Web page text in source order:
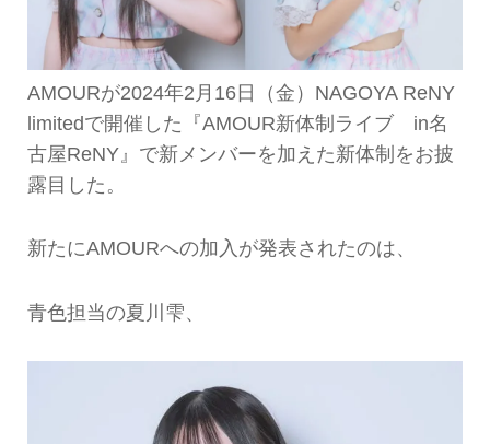
AMOURが2024年2月16日（金）NAGOYA ReNY
limitedで開催した『AMOUR新体制ライブ in名
古屋ReNY』で新メンバーを加えた新体制をお披
露目した。
新たにAMOURへの加入が発表されたのは、
青色担当の夏川雫、